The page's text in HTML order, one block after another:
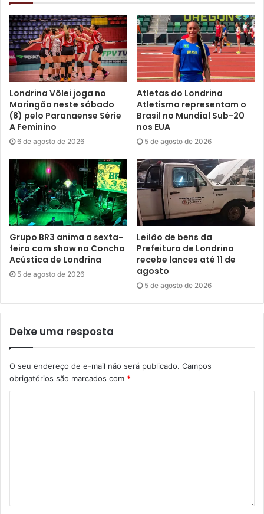
A intervenção traz inúmeros benefícios para os pets:
acaba com o cio das fêmeas, evita crias indesejadas, reduz
o risco de tumores mamários nas fêmeas e tumores nos
testículos em machos, por exemplo. Diminui ainda o risco
de doenças graves como piometra e esporotricose, evita
transmissões de doenças como o TVT (Tumor Venéreo)
nos cães e FIV/ FELV nos gatos, reduz fugas atrás de
fêmeas no cio, urina para marcar território e brigas. Além
disso, aumenta o tempo de vida saudável dos animais.
Gostei
Etiquetas animais Castra+Paraná castração CMTU
PET
Londrina Vôlei joga no
Moringão neste sábado
(8) pelo Paranaense Série
A Feminino
6 de agosto de 2026
Atletas do Londrina
Atletismo representam o
Brasil no Mundial Sub-20
nos EUA
5 de agosto de 2026
Grupo BR3 anima a sexta-
feira com show na Concha
Acústica de Londrina
5 de agosto de 2026
Leilão de bens da
Prefeitura de Londrina
recebe lances até 11 de
agosto
5 de agosto de 2026
Deixe uma resposta
O seu endereço de e-mail não será publicado. Campos
obrigatórios são marcados com *